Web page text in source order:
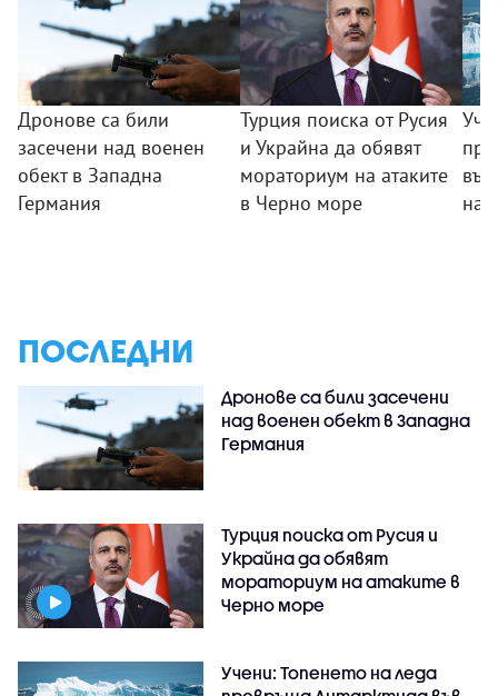
Дронове са били
засечени над военен
обект в Западна
Германия
Турция поиска от Русия
и Украйна да обявят
мораториум на атаките
в Черно море
на
ПОСЛЕДНИ
Дронове са били засечени
над военен обект в Западна
Германия
Турция поиска от Русия и
Украйна да обявят
мораториум на атаките в
Черно море
Учени: Топенето на леда